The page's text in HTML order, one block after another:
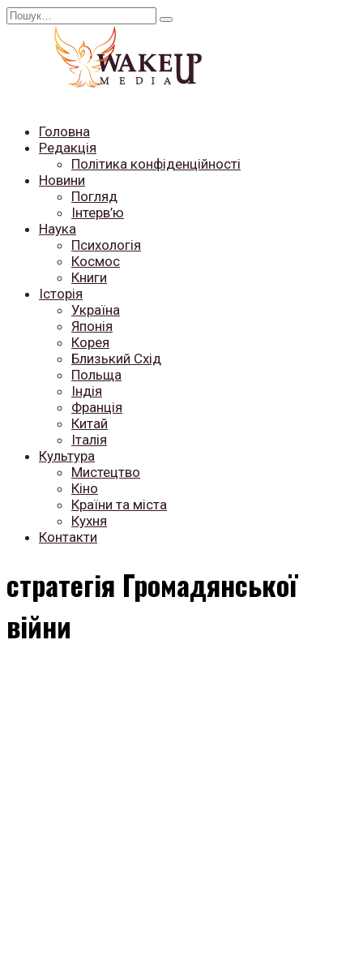
Перейти
Search
Головна
Редакція
Політика конфіденційності
Новини
Погляд
Інтерв’ю
Наука
Психологія
Космос
Книги
Історія
Україна
Японія
Корея
Близький Схід
Польща
Індія
Франція
Китай
Італія
Культура
Мистецтво
Кіно
Країни та міста
Кухня
Контакти
стратегія Громадянської
війни